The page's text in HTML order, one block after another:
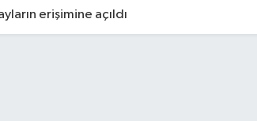
erişimine açıldı